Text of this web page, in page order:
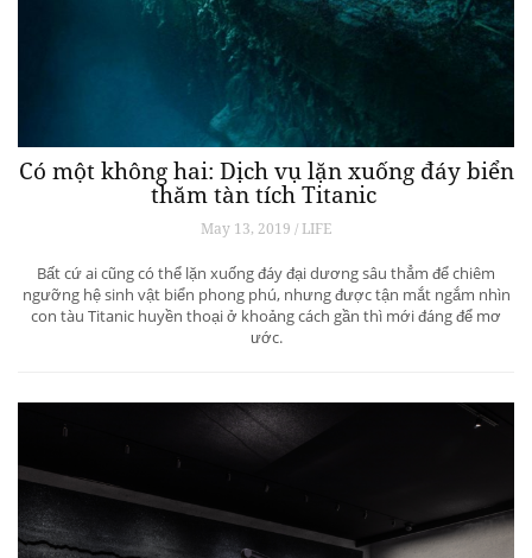
Có một không hai: Dịch vụ lặn xuống đáy biển
thăm tàn tích Titanic
May 13, 2019 / LIFE
Bất cứ ai cũng có thể lặn xuống đáy đại dương sâu thẳm để chiêm
ngưỡng hệ sinh vật biển phong phú, nhưng được tận mắt ngắm nhìn
con tàu Titanic huyền thoại ở khoảng cách gần thì mới đáng để mơ
ước.